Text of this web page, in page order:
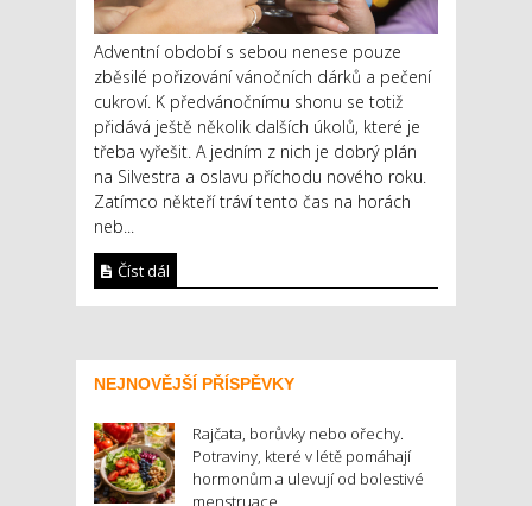
Adventní období s sebou nenese pouze
zběsilé pořizování vánočních dárků a pečení
cukroví. K předvánočnímu shonu se totiž
přidává ještě několik dalších úkolů, které je
třeba vyřešit. A jedním z nich je dobrý plán
na Silvestra a oslavu příchodu nového roku.
Zatímco někteří tráví tento čas na horách
neb...
Číst dál
NEJNOVĚJŠÍ PŘÍSPĚVKY
Rajčata, borůvky nebo ořechy.
Potraviny, které v létě pomáhají
hormonům a ulevují od bolestivé
menstruace